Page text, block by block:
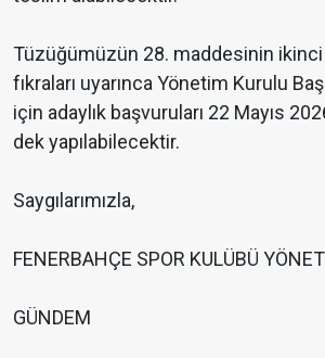
Tüzüğümüzün 28. maddesinin
fıkraları uyarınca Yönetim Kurulu
için adaylık başvuruları 22 Mayıs
dek yapılabilecektir.
Saygılarımızla,
FENERBAHÇE SPOR KULÜBÜ
GÜNDEM